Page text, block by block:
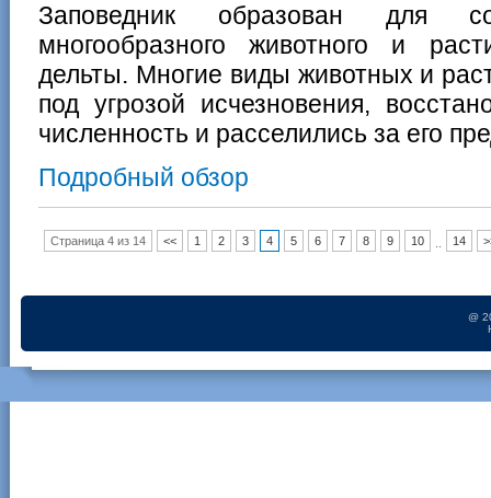
Заповедник образован для
многообразного животного и
дельты. Многие виды животных и
под угрозой исчезновения,
численность и расселились за его
Подробный обзор
Страница 4 из 14 << 1 2 3 4 5 6 7 8 9 10 14
@